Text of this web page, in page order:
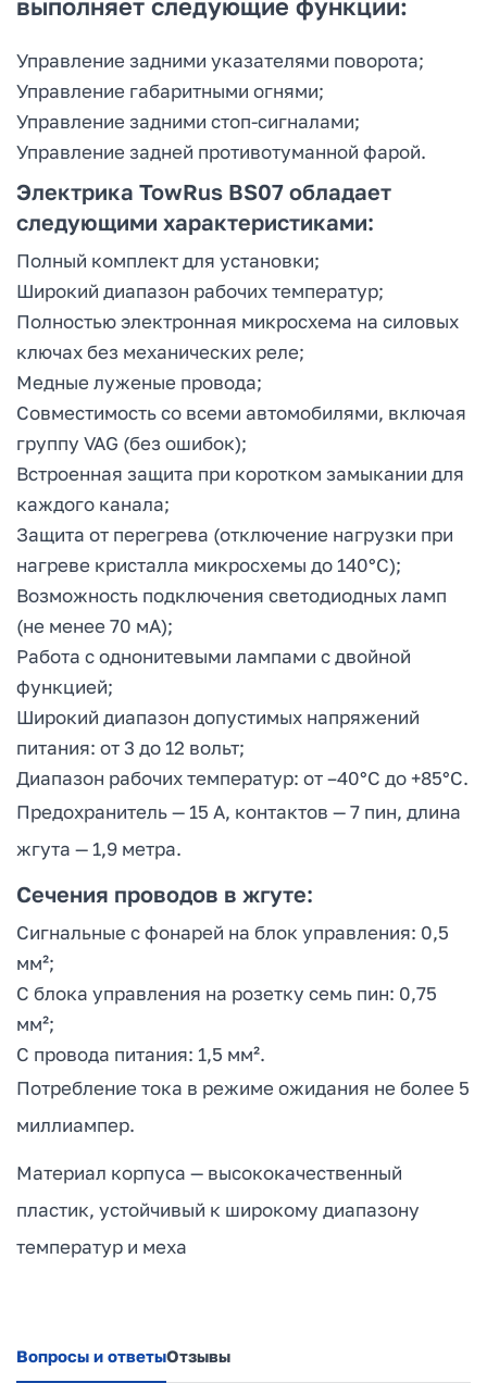
Управление задними указателями поворота;
Управление габаритными огнями;
Управление задними стоп-сигналами;
Управление задней противотуманной фарой.
Электрика TowRus BS07 обладает
следующими характеристиками:
Полный комплект для установки;
Широкий диапазон рабочих температур;
Полностью электронная микросхема на силовых
ключах без механических реле;
Медные луженые провода;
Совместимость со всеми автомобилями, включая
группу VAG (без ошибок);
Встроенная защита при коротком замыкании для
каждого канала;
Защита от перегрева (отключение нагрузки при
нагреве кристалла микросхемы до 140°C);
Возможность подключения светодиодных ламп
(не менее 70 мА);
Работа с однонитевыми лампами с двойной
функцией;
Широкий диапазон допустимых напряжений
питания: от 3 до 12 вольт;
Диапазон рабочих температур: от –40°C до +85°C.
Предохранитель — 15 А, контактов — 7 пин, длина
жгута — 1,9 метра.
Сечения проводов в жгуте:
Сигнальные с фонарей на блок управления: 0,5
мм²;
С блока управления на розетку семь пин: 0,75
мм²;
С провода питания: 1,5 мм².
Потребление тока в режиме ожидания не более 5
миллиампер.
Материал корпуса — высококачественный
пластик, устойчивый к широкому диапазону
температур и меха
Вопросы и ответыОтзывы